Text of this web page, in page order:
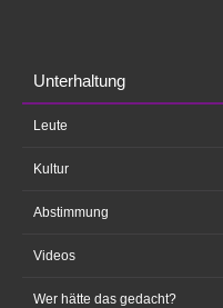
Unterhaltung
Leute
Kultur
Abstimmung
Videos
Wer hätte das gedacht?